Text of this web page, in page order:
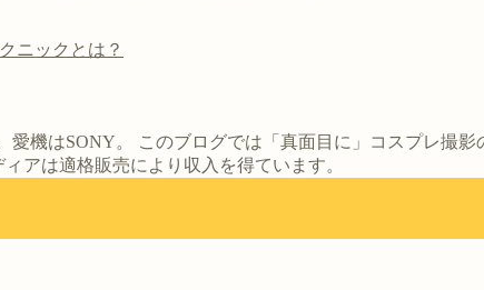
ニックとは？
機はSONY。 このブログでは「真面目に」コスプレ撮
アは適格販売により収入を得ています。